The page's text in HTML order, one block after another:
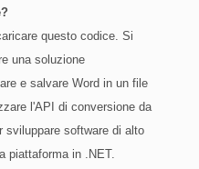
questo codice. Si
una soluzione
e salvare Word in un file
l'API di conversione da
sviluppare software di alto
piattaforma in .NET.